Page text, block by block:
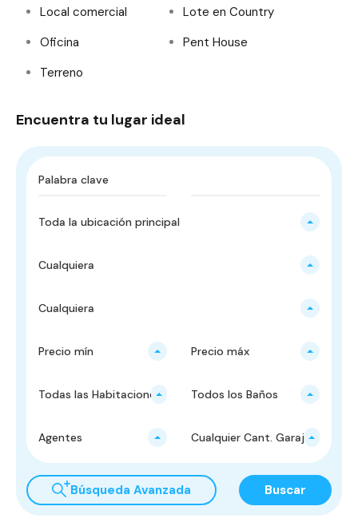
Local comercial
Lote en Country
Oficina
Pent House
Terreno
Encuentra tu lugar ideal
Toda la ubicación principal
Cualquiera
Cualquiera
Precio mín Precio máx
Todas las Habitaciones Todos los Baños
Agentes Cualquier Cant. Garajes
Búsqueda Avanzada Buscar